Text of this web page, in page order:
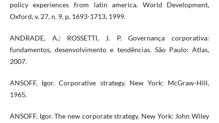
policy experiences from latin america. World Development,
Oxford, v. 27, n. 9, p. 1693-1713, 1999.
ANDRADE, A.; ROSSETTI, J. P. Governança corporativa:
fundamentos, desenvolvimento e tendências. São Paulo: Atlas,
2007.
ANSOFF, Igor. Corporative strategy. New York: McGraw-Hill,
1965.
ANSOFF, Igor. The new corporate strategy. New York: John Wiley